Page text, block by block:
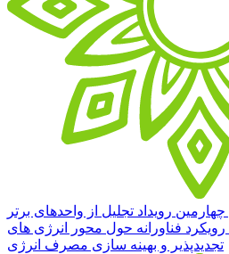
رویداد تجلیل از واحدهای برتر
فناورانه حول محور انرژی های
تجدیدپذیر و بهینه سازی مصرف انرژی